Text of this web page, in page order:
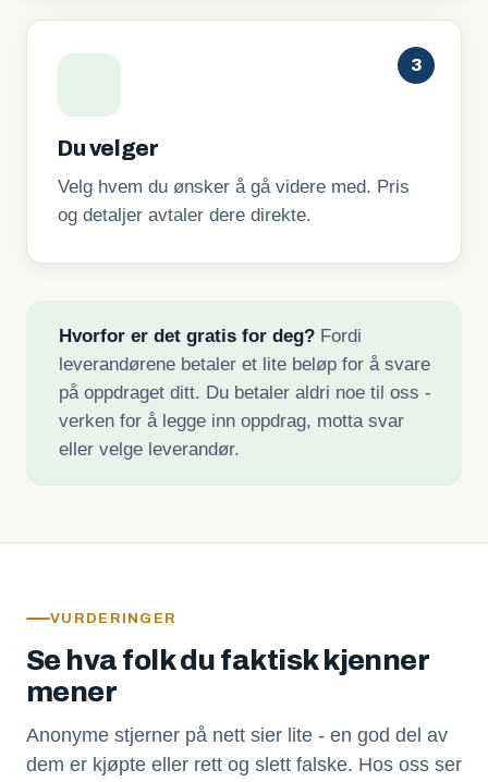
3
Du velger
Velg hvem du ønsker å gå videre med. Pris
og detaljer avtaler dere direkte.
Hvorfor er det gratis for deg?Fordi
leverandørene betaler et lite beløp for å svare
på oppdraget ditt. Du betaler aldri noe til oss -
verken for å legge inn oppdrag, motta svar
eller velge leverandør.
VURDERINGER
Se hva folk du faktisk kjenner
mener
Anonyme stjerner på nett sier lite - en god del av
dem er kjøpte eller rett og slett falske. Hos oss ser